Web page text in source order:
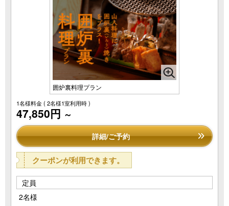
囲炉裏料理プラン
1名様料金( 2名様1室利用時 )
47,850円 ～
詳細/ご予約
クーポンが利用できます。
定員
2名様